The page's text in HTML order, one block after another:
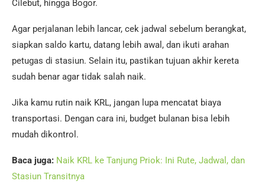
Cilebut, hingga Bogor.
Agar perjalanan lebih lancar, cek jadwal sebelum berangkat,
siapkan saldo kartu, datang lebih awal, dan ikuti arahan
petugas di stasiun. Selain itu, pastikan tujuan akhir kereta
sudah benar agar tidak salah naik.
Jika kamu rutin naik KRL, jangan lupa mencatat biaya
transportasi. Dengan cara ini, budget bulanan bisa lebih
mudah dikontrol.
Baca juga: Naik KRL ke Tanjung Priok: Ini Rute, Jadwal, dan
Stasiun Transitnya